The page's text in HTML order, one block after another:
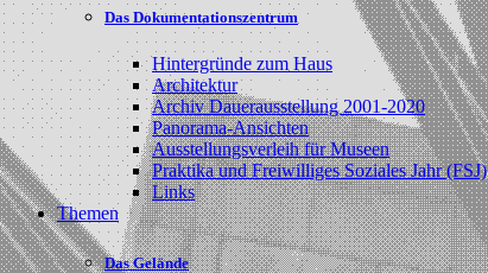
Das Dokumentationszentrum
Hintergründe zum Haus
Architektur
Archiv Dauerausstellung 2001-2020
Panorama-Ansichten
Ausstellungsverleih für Museen
Praktika und Freiwilliges Soziales Jahr (FSJ)
Links
Themen
Das Gelände